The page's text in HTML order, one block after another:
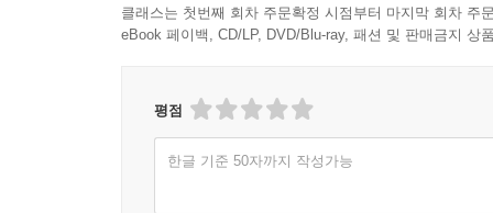
클래스는 첫번째 회차 주문확정 시점부터 마지막 회차 주
eBook 페이백, CD/LP, DVD/Blu-ray, 패션 및 판매금지 상
평점
한글 기준 50자까지 작성가능